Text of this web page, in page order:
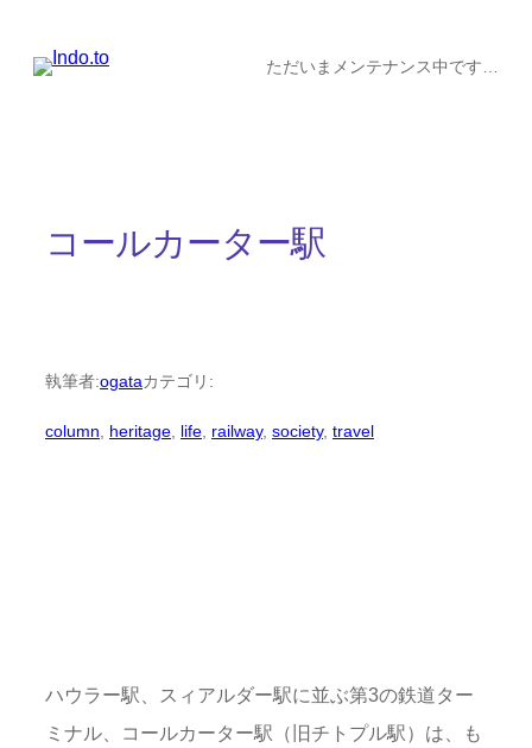
ただいまメンテナンス中です…
コールカーター駅
執筆者:ogataカテゴリ:
column heritage life railway, society, travel
ハウラー駅、スィアルダー駅に並ぶ第3の鉄道ター
ミナル、コールカーター駅（旧チトプル駅）は、も